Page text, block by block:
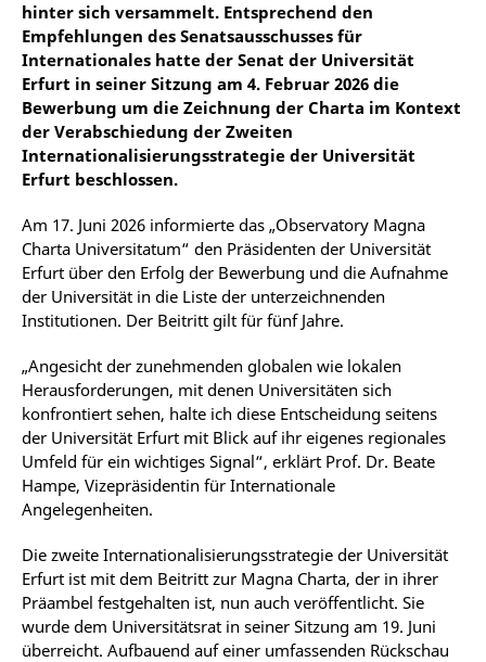
hinter sich versammelt. Entsprechend den
Empfehlungen des Senatsausschusses für
Internationales hatte der Senat der Universität
Erfurt in seiner Sitzung am 4. Februar 2026 die
Bewerbung um die Zeichnung der Charta im Kontext
der Verabschiedung der Zweiten
Internationalisierungsstrategie der Universität
Erfurt beschlossen.
Am 17. Juni 2026 informierte das „Observatory Magna
Charta Universitatum“ den Präsidenten der Universität
Erfurt über den Erfolg der Bewerbung und die Aufnahme
der Universität in die Liste der unterzeichnenden
Institutionen. Der Beitritt gilt für fünf Jahre.
„Angesicht der zunehmenden globalen wie lokalen
Herausforderungen, mit denen Universitäten sich
konfrontiert sehen, halte ich diese Entscheidung seitens
der Universität Erfurt mit Blick auf ihr eigenes regionales
Umfeld für ein wichtiges Signal“, erklärt Prof. Dr. Beate
Hampe, Vizepräsidentin für Internationale
Angelegenheiten.
Die zweite Internationalisierungsstrategie der Universität
Erfurt ist mit dem Beitritt zur Magna Charta, der in ihrer
Präambel festgehalten ist, nun auch veröffentlicht. Sie
wurde dem Universitätsrat in seiner Sitzung am 19. Juni
überreicht. Aufbauend auf einer umfassenden Rückschau